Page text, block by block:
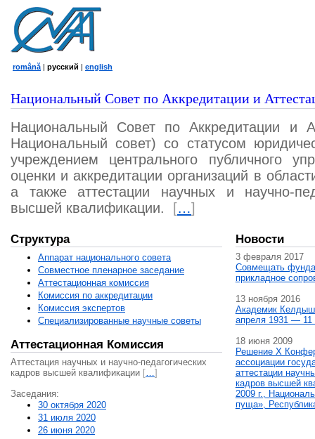
română | русский | english
Национальный Совет по Аккредитации и
Национальный Совет по Аккредитации и
Национальный совет) со статусом
учреждением центрального публичного
оценки и аккредитации организаций в
а также аттестации научных и научно-
высшей квалификации.
[…]
Структура
Аппарат национального совета
Совместное пленарное заседание
Аттестационная комисcия
Комиссия по аккредитации
Комиссия экспертов
Специализированные научные советы
Аттестационная Комиссия
Аттестация научных и научно-педагогических
кадров высшей квалификации […]
Заседания:
30 октября 2020
31 июля 2020
26 июня 2020
Новости
3 февраля 2017
Совмещать
прикладное
13 ноября 2016
Академик
апреля 1931 — 11
18 июня 2009
Решение X
ассоциации
аттестации
кадров высшей
2009 г.,
пуща»,